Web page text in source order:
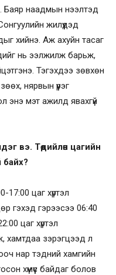
Баяр наадмын нээлтэд
жилүүдэд
хийнэ. Аж ахуйн тасаг
нь ээлжилж барьж,
Тэгэхдээ зөвхөн
нярвын үүрэг
энэ мэт ажилд явахгүй
вэ. Төдийлөн цагийн
байх?
цаг хүртэл
гэхэд гэрээсээ 06:40
цаг хүртэл
хамтдаа зэрэгцээд л
нар тэдний хамгийн
хүмүүс байдаг болов